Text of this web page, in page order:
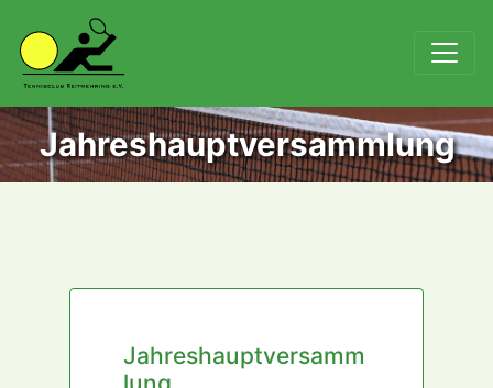
Jahreshauptversammlung
Jahreshauptversamm